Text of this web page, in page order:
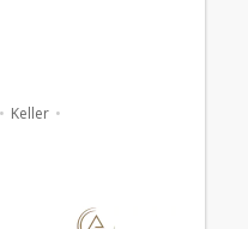
Keller